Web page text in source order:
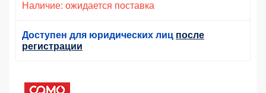
Наличие: ожидается поставка
Доступен для юридических лиц после
регистрации